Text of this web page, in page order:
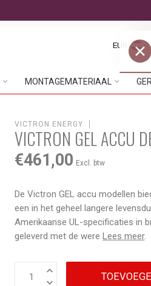
EUR
MONTAGEMATERIAAL
VICTRON ENERGY
VICTRON GEL ACCU
€461,00 Excl. btw
De Victron GEL accu modellen
een in het geheel langere
Amerikaanse UL-specificaties in
geleverd met de wereLees meer.